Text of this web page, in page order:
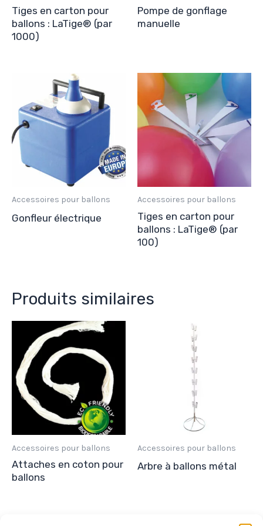
Tiges en carton pour
ballons : LaTige® (par
1000)
Pompe de gonflage
manuelle
Accessoires pour ballons
Gonfleur électrique
Accessoires pour ballons
Tiges en carton pour
ballons : LaTige® (par
100)
Produits similaires
Accessoires pour ballons
Attaches en coton pour
ballons
Accessoires pour ballons
Arbre à ballons métal